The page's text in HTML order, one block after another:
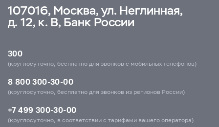
107016, Москва, ул. Неглинная,
д. 12, к. В, Банк России
300
(круглосуточно, бесплатно для звонков с мобильных телефонов)
8 800 300-30-00
(круглосуточно, бесплатно для звонков из регионов России)
+7 499 300-30-00
(круглосуточно, в соответствии с тарифами вашего оператора)